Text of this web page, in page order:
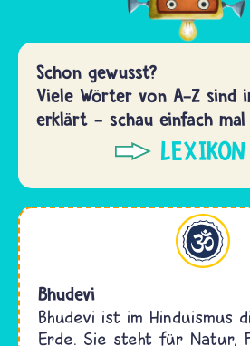
Schon gewusst?
Viele Wörter von A-Z sind
erklärt - schau einfach mal
LEXIKON
Bhudevi
Bhudevi ist im Hinduismus
Erde. Sie steht für Natur,